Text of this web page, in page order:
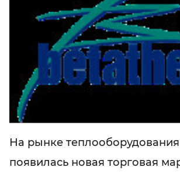
На рынке
появилась новая торговая